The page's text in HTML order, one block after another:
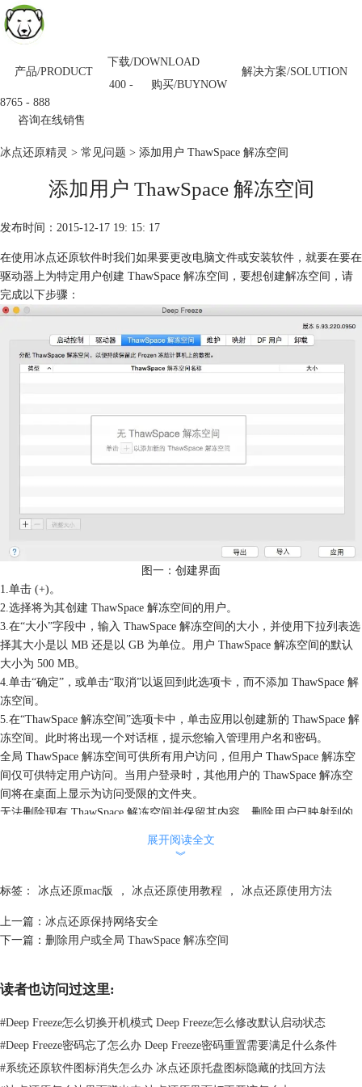
产品/PRODUCT 解决方案/SOLUTION
下载/DOWNLOAD
购买/BUYNOW
400 -
8765 - 888
咨询在线销售
冰点还原精灵 > 常见问题 > 添加用户 ThawSpace 解冻空间
添加用户 ThawSpace 解冻空间
发布时间：2015-12-17 19: 15: 17
在使用冰点还原软件时我们如果要更改电脑文件或安装软件，就要在要在
驱动器上为特定用户创建 ThawSpace 解冻空间，要想创建解冻空间，请
完成以下步骤：
图一：创建界面
1.单击 (+)。
2.选择将为其创建 ThawSpace 解冻空间的用户。
3.在“大小”字段中，输入 ThawSpace 解冻空间的大小，并使用下拉列表选
择其大小是以 MB 还是以 GB 为单位。用户 ThawSpace 解冻空间的默认
大小为 500 MB。
4.单击“确定”，或单击“取消”以返回到此选项卡，而不添加 ThawSpace 解
冻空间。
5.在“ThawSpace 解冻空间”选项卡中，单击应用以创建新的 ThawSpace 解
冻空间。此时将出现一个对话框，提示您输入管理用户名和密码。
全局 ThawSpace 解冻空间可供所有用户访问，但用户 ThawSpace 解冻空
间仅可供特定用户访问。当用户登录时，其他用户的 ThawSpace 解冻空
间将在桌面上显示为访问受限的文件夹。
无法删除现有 ThawSpace 解冻空间并保留其内容。删除用户已映射到的
ThawSpace 解冻空间之前将用户映射到其他位置。相关文章：
展开阅读全文
︾
标签： 冰点还原mac版 ， 冰点还原使用教程 ， 冰点还原使用方法
上一篇： 冰点还原保持网络安全
下一篇： 删除用户或全局 ThawSpace 解冻空间
读者也访问过这里:
#Deep Freeze怎么切换开机模式 Deep Freeze怎么修改默认启动状态
#Deep Freeze密码忘了怎么办 Deep Freeze密码重置需要满足什么条件
#系统还原软件图标消失怎么办 冰点还原托盘图标隐藏的找回方法